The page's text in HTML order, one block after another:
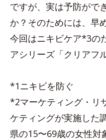
ですが、実は予防がで
か？そのためには、早
今回はニキビケア*3の
アシリーズ「クリアフ
*1ニキビを防ぐ
*2マーケティング・リ
ケティングが実施した
県の15〜69歳の女性